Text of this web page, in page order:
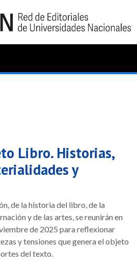
Libro. Historias,
y
de la historia del libro, de la
y de las artes, se reunirán en
de 2025 para reflexionar
y tensiones que genera el objeto
del texto.